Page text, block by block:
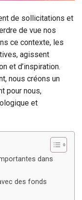
de sollicitations et
de vue nos
ce contexte, les
agissent
et d’inspiration.
nous créons un
pour nous,
et
dans
des fonds